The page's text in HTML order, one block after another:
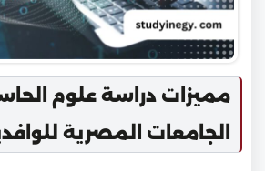
مميزات دراسة علوم
الجامعات المصرية